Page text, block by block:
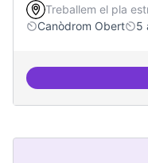
Treballem el pla
Canòdrom Obert
5